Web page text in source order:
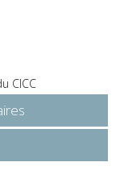
CICC